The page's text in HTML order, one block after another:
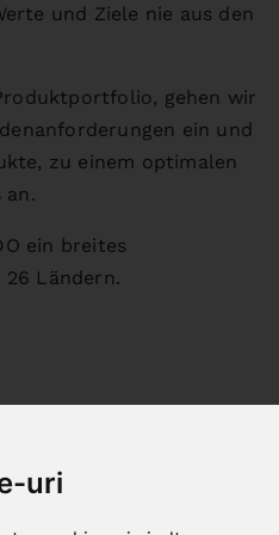
uri
und Ziele nie aus den
gehen wir
ein und
zu einem optimalen
an.
ein breites
Ländern.